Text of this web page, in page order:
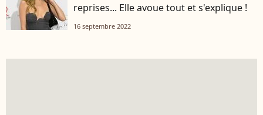
reprises... Elle avoue tout et s'explique !
16 septembre 2022